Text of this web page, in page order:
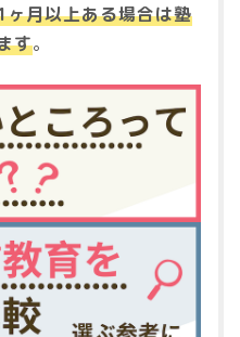
月以上ある場合は塾
す。